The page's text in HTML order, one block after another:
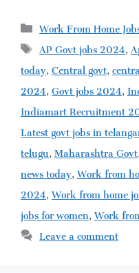
Categories
Work From Home
Tags
AP Govt jobs 2024,
today,Central govt,
2024,Govt jobs 2024,
Indiamart Recruitment
Latest govt jobs in
telugu,Maharashtra Govt
news today,Work from
2024,Work from home
jobs for women,Work
Leave a comment